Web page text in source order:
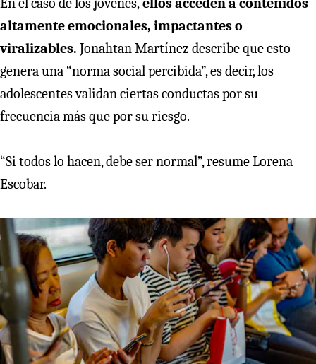
En el caso de los jóvenes,ellos acceden a contenidos
altamente emocionales, impactantes o
viralizables. Jonahtan Martínez describe que esto
genera una “norma social percibida”, es decir, los
adolescentes validan ciertas conductas por su
frecuencia más que por su riesgo.
“Si todos lo hacen, debe ser normal”, resume Lorena
Escobar.